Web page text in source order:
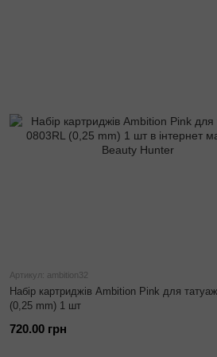
Артикул: ambition32
Набір картриджів Ambition Pink для
(0,25 mm) 1 шт
720.00 грн